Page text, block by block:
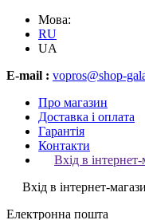
Мова:
RU
UA
E-mail : vopros@shop-
Про магазин
Доставка і оплата
Гарантія
Контакти
Вхід в
Вхід в інтернет-
Електронна пошта